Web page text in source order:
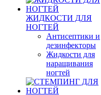
ЖИДКОСТИ ДЛЯ
НОГТЕЙ
Антисептики и
дезинфекторы
Жидкости для
наращивания
ногтей